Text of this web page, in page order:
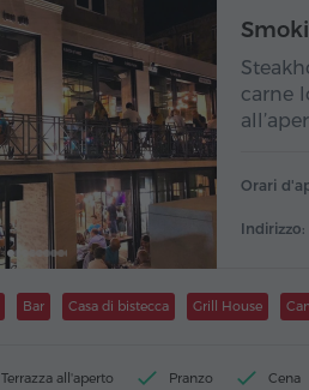
carne
Orari
Indirizzo:
Bar Casa di bistecca Grill House
Terrazza all'aperto Pranzo Cena